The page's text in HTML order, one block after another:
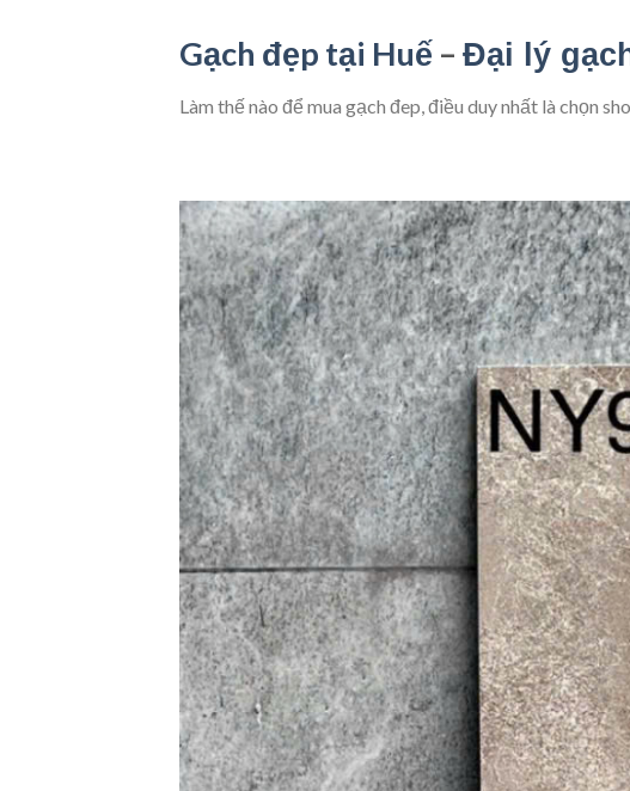
Gạch đẹp tại Huế– Đại lý
Làm thế nào để mua gạch đep, điều duy nhất là chọn